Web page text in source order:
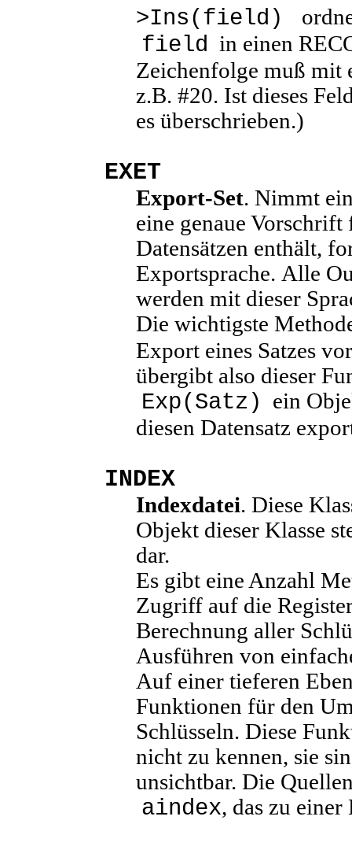
>Ins(field)
field in einen
Zeichenfolge muß mit
z.B. #20. Ist dieses
es überschrieben.)
EXET
Export-Set. Nimmt
eine genaue
Datensätzen enthält,
Exportsprache. Alle
werden mit dieser
Die wichtigste
Export eines Satzes
übergibt also dieser
Exp(Satz)
ein
diesen Datensatz
INDEX
Indexdatei. Diese
Objekt dieser Klasse
dar.
Es gibt eine Anzahl
Zugriff auf die
Berechnung aller
Ausführen von
Auf einer tieferen
Funktionen für den
Schlüsseln. Diese
nicht zu kennen, sie
unsichtbar. Die
aindex, das zu